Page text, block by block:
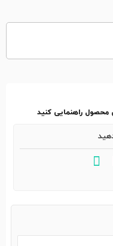
محصول راهنمایی کنید